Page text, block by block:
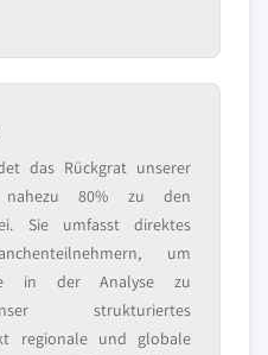
das Rückgrat unserer
80% zu den
Sie umfasst direktes
um
in der Analyse zu
strukturiertes
regionale und globale